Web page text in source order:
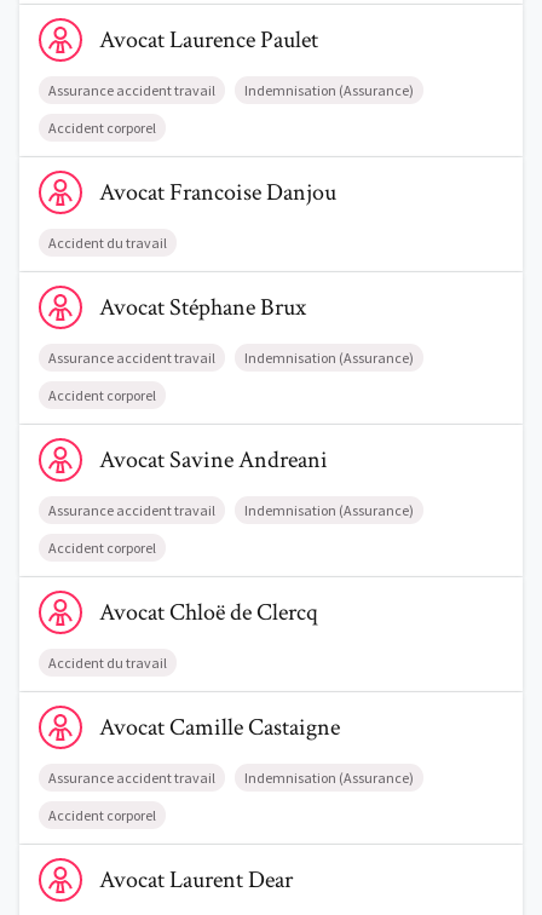
Voir le profil de AvocatLaurence Paulet
AvocatLaurencePaulet
Assurance accident travail Indemnisation (Assurance)
Accident corporel
Voir le profil de AvocatFrancoise Danjou
AvocatFrancoiseDanjou
Accident du travail
Voir le profil de AvocatStéphane Brux
AvocatStéphaneBrux
Assurance accident travail Indemnisation (Assurance)
Accident corporel
Voir le profil de AvocatSavine Andreani
AvocatSavineAndreani
Assurance accident travail Indemnisation (Assurance)
Accident corporel
Voir le profil de AvocatChloë de Clercq
AvocatChloëde Clercq
Accident du travail
Voir le profil de AvocatCamille Castaigne
AvocatCamilleCastaigne
Assurance accident travail Indemnisation (Assurance)
Accident corporel
Voir le profil de AvocatLaurent Dear
AvocatLaurentDear